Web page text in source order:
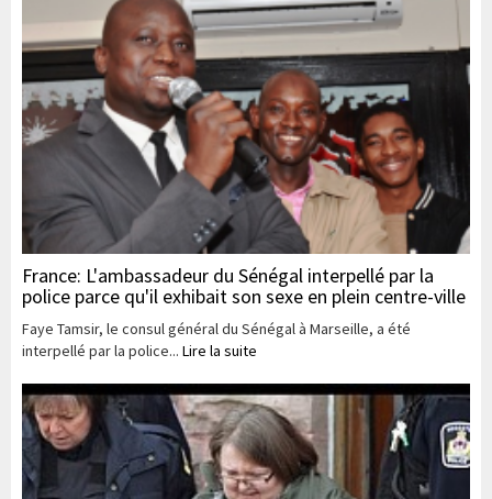
France: L'ambassadeur du Sénégal interpellé par la
police parce qu'il exhibait son sexe en plein centre-ville
Faye Tamsir, le consul général du Sénégal à Marseille, a été
interpellé par la police... Lire la suite